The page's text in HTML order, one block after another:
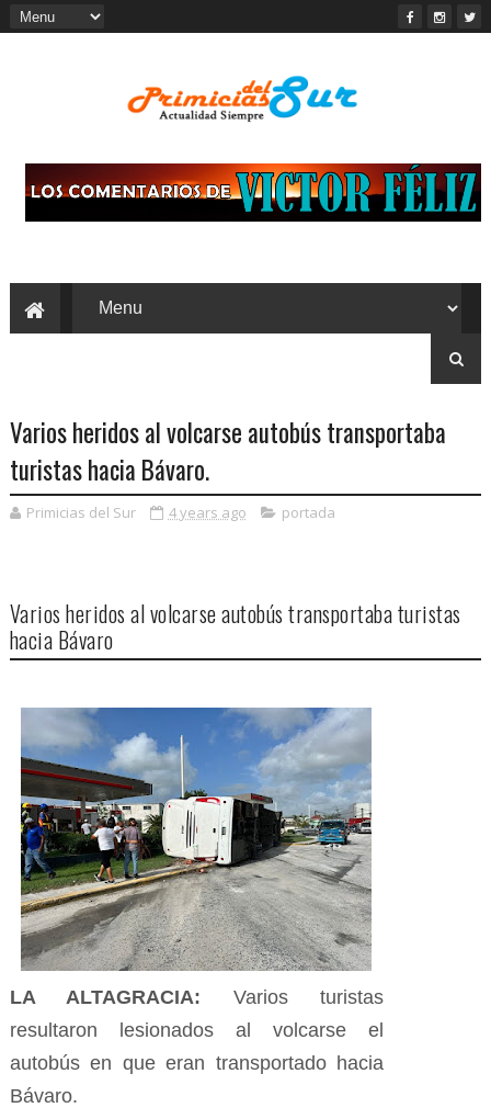
Varios heridos al volcarse autobús transportaba
turistas hacia Bávaro.
Primicias del Sur 4 years ago portada
Varios heridos al volcarse autobús transportaba turistas
hacia Bávaro
LA ALTAGRACIA: Varios turistas
resultaron lesionados al volcarse el
autobús en que eran transportado hacia
Bávaro.